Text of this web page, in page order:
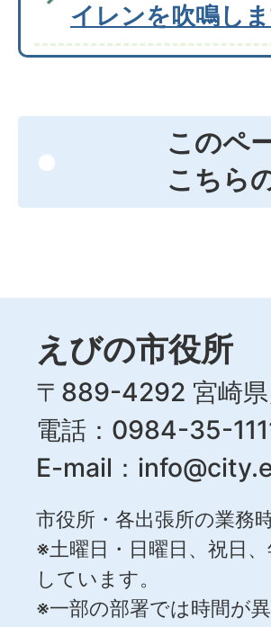
イレンを吹鳴し
このペ
こちら
えびの市役所
〒889-4292 宮崎
電話：0984-35-
E-mail：
市役所・各出張所の業務
※土曜日・日曜日、祝日
しています。
※一部の部署では時間が